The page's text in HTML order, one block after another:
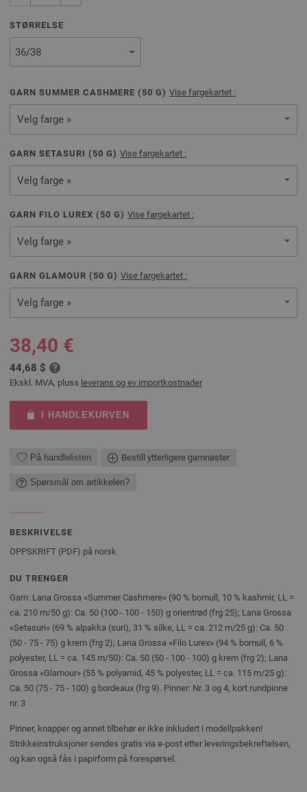
STØRRELSE
GARN SUMMER CASHMERE ( 50 G) Vise fargekartet :
Velg farge »
GARN SETASURI ( 50 G) Vise fargekartet :
Velg farge »
GARN FILO LUREX ( 50 G) Vise fargekartet :
Velg farge »
GARN GLAMOUR ( 50 G) Vise fargekartet :
Velg farge »
38,40 €
44,68 $
Ekskl. MVA, pluss leverans og ev importkostnader
I HANDLEKURVEN
På handlelisten Bestill ytterligere garnnøster
Spørsmål om artikkelen?
BESKRIVELSE
OPPSKRIFT (PDF) på norsk
DU TRENGER
Garn: Lana Grossa «Summer Cashmere» (90 % bomull, 10 % kashmir, LL =
ca. 210 m/50 g): Ca. 50 (100 - 100 - 150) g orientrød (frg 25); Lana Grossa
«Setasuri» (69 % alpakka (suri), 31 % silke, LL = ca. 212 m/25 g): Ca. 50
(50 - 75 - 75) g krem (frg 2); Lana Grossa «Filo Lurex» (94 % bomull, 6 %
polyester, LL = ca. 145 m/50): Ca. 50 (50 - 100 - 100) g krem (frg 2); Lana
Grossa «Glamour» (55 % polyamid, 45 % polyester, LL = ca. 115 m/25 g):
Ca. 50 (75 - 75 - 100) g bordeaux (frg 9). Pinner: Nr. 3 og 4, kort rundpinne
nr. 3
Pinner, knapper og annet tilbehør er ikke inkludert i modellpakken!
Strikkeinstruksjoner sendes gratis via e-post etter leveringsbekreftelsen,
og kan også fås i papirform på forespørsel.